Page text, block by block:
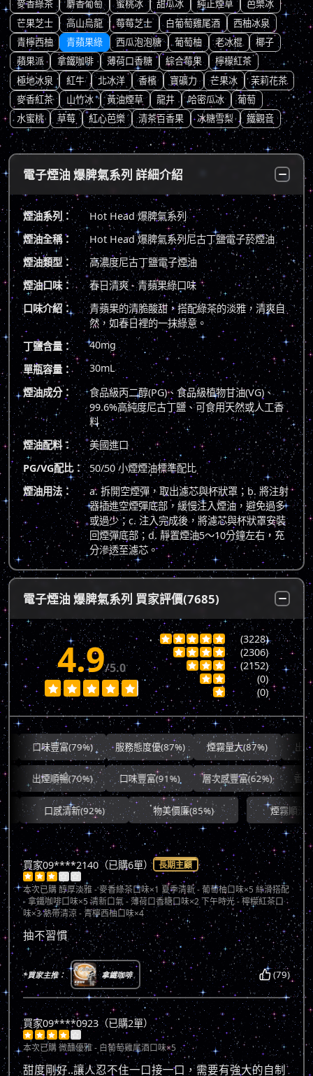
麥香綠茶 麝香葡萄 蜜桃冰 甜瓜冰 純正煙草
芭樂冰
芒果芝士
高山烏龍 莓莓芝士 白葡萄雞尾酒
西柚冰泉
青檸西柚
青蘋果綠 西瓜泡泡糖 葡萄柚 老冰棍
椰子
蘋果派
拿鐵咖啡 薄荷口香糖 綜合莓果
檸檬紅茶
極地冰泉
紅牛 北冰洋 香檳 寶礦力 芒果冰
茉莉花茶
麥香紅茶
山竹冰 黃油煙草 龍井 哈密瓜冰
葡萄
水蜜桃
草莓 紅心芭樂 清茶百香果 冰糖雪梨 鐵觀音
電子煙油 爆脾氣系列 詳細介紹
煙油系列：
Hot Head 爆脾氣系列
煙油全稱：
Hot Head 爆脾氣系列尼古丁鹽電子菸煙油
煙油類型：
高濃度尼古丁鹽電子煙油
煙油口味：
春日清爽 - 青蘋果綠口味
口味介紹：
青蘋果的清脆酸甜，搭配綠茶的淡雅，清爽自
然，如春日裡的一抹綠意。
丁鹽含量：
40mg
單瓶容量：
30mL
煙油成分：
食品級丙二醇(PG)、食品級植物甘油(VG)、
99.6%高純度尼古丁鹽、可食用天然或人工香
料
煙油配料：
美國進口
PG/VG配比：
50/50 小煙煙油標準配比
煙油用法：
a. 拆開空煙彈，取出濾芯與杯狀罩；b. 將注射
器插進空煙彈底部，緩慢注入煙油，避免過多
或過少；c. 注入完成後，將濾芯與杯狀罩安裝
回煙彈底部；d. 靜置煙油5～10分鐘左右，充
分滲透至濾芯。
電子煙油 爆脾氣系列 買家評價(7685)
4.9/5.0
    
     (3228)
    (2306)
   (2152)
  (0)
 (0)
口味豐富(79%) 服務態度優(87%) 煙霧量大(87%) 出貨快速
出煙順暢(70%) 口味豐富(91%) 層次感豐富(62%) 香氣協
口感清新(92%) 物美價廉(85%) 煙霧順滑(71%)
買家09****2140（已購6單） 長期主顧
    
本次已購醇厚淡雅 - 麥香綠茶口味×1 夏季清新 - 葡萄柚口味×5 絲滑搭配
- 拿鐵咖啡口味×5 清新口氣 - 薄荷口香糖口味×2 下午時光 - 檸檬紅茶口
味×3 熱帶清涼 - 青檸西柚口味×4
抽不習慣
*買家主推： 拿鐵咖啡 (79)
買家09****0923（已購2單）
    
本次已購微醺優雅 - 白葡萄雞尾酒口味×5
甜度剛好..讓人忍不住一口接一口，需要有強大的自制